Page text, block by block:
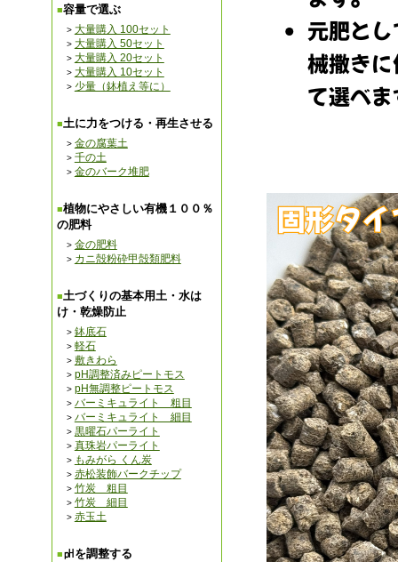
容量で選ぶ
大量購入 100セット
大量購入 50セット
大量購入 20セット
大量購入 10セット
少量（鉢植え等に）
土に力をつける・再生させる
金の腐葉土
千の土
金のバーク堆肥
植物にやさしい有機１００％
の肥料
金の肥料
カニ殻粉砕甲殻類肥料
土づくりの基本用土・水は
け・乾燥防止
鉢底石
軽石
敷きわら
pH調整済みピートモス
pH無調整ピートモス
バーミキュライト 粗目
バーミキュライト 細目
黒曜石パーライト
真珠岩パーライト
もみがら くん炭
赤松装飾バークチップ
竹炭 粗目
竹炭 細目
赤玉土
㏗を調整する